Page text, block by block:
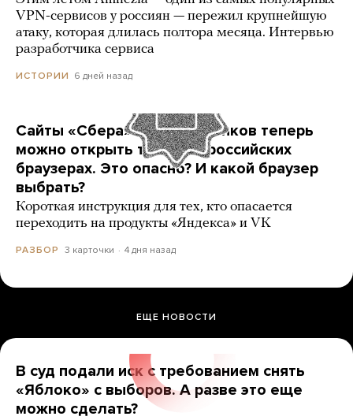
VPN-сервисов у россиян — пережил крупнейшую
атаку, которая длилась полтора месяца. Интервью
разработчика сервиса
ИСТОРИИ 6 дней назад
Сайты «Сбера» и других банков теперь
можно открыть только в российских
браузерах. Это опасно? И какой браузер
выбрать?
Короткая инструкция для тех, кто опасается
переходить на продукты «Яндекса» и VK
РАЗБОР 3 карточки 4 дня назад
ЕЩЕ НОВОСТИ
В суд подали иск с требованием снять
«Яблоко» с выборов. А разве это еще
можно сделать?